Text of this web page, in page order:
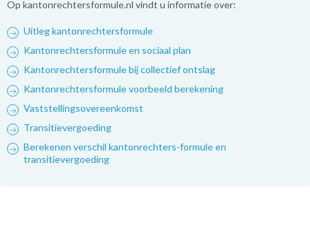
Op kantonrechtersformule.nl vindt u informatie over:
Uitleg kantonrechtersformule
Kantonrechtersformule en sociaal plan
Kantonrechtersformule bij collectief ontslag
Kantonrechtersformule voorbeeld berekening
Vaststellingsovereenkomst
Transitievergoeding
Berekenen verschil kantonrechters-formule en
transitievergoeding